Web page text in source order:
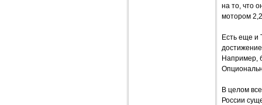
на то, что
мотором
Есть еще и
Например,
В целом
России